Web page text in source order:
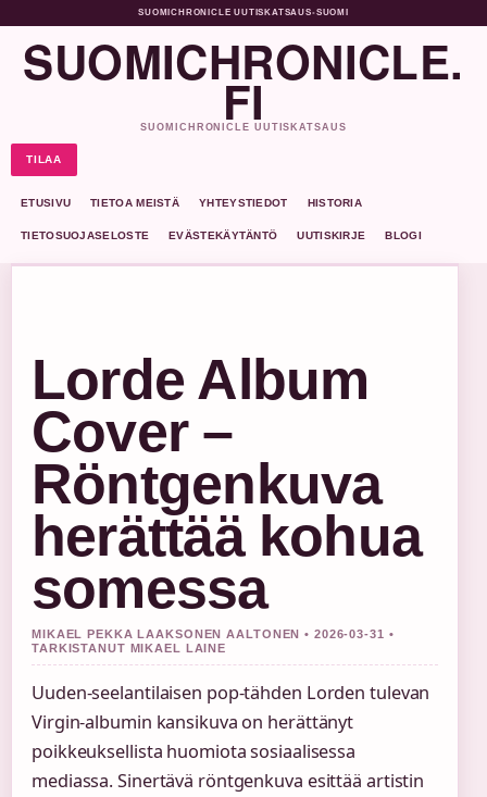
SUOMICHRONICLE UUTISKATSAUS•SUOMI
SUOMICHRONICLE.
FI
SUOMICHRONICLE UUTISKATSAUS
TILAA
ETUSIVU TIETOA MEISTÄ YHTEYSTIEDOT HISTORIA
TIETOSUOJASELOSTE EVÄSTEKÄYTÄNTÖ UUTISKIRJE BLOGI
Lorde Album
Cover –
Röntgenkuva
herättää kohua
somessa
MIKAEL PEKKA LAAKSONEN AALTONEN • 2026-03-31 •
TARKISTANUT MIKAEL LAINE
Uuden-seelantilaisen pop-tähden Lorden tulevan
Virgin-albumin kansikuva on herättänyt
poikkeuksellista huomiota sosiaalisessa
mediassa. Sinertävä röntgenkuva esittää artistin